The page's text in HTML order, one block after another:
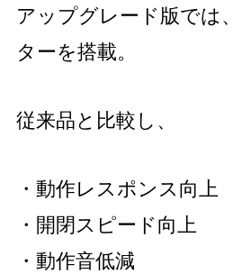
アップグレード版では
ターを搭載。
従来品と比較し、
・動作レスポンス向上
・開閉スピード向上
・動作音低減